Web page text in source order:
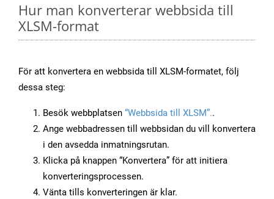
Hur man konverterar webbsida till
XLSM-format
För att konvertera en webbsida till XLSM-formatet, följ
dessa steg:
Besök webbplatsen “Webbsida till XLSM”..
Ange webbadressen till webbsidan du vill konvertera
i den avsedda inmatningsrutan.
Klicka på knappen “Konvertera” för att initiera
konverteringsprocessen.
Vänta tills konverteringen är klar.